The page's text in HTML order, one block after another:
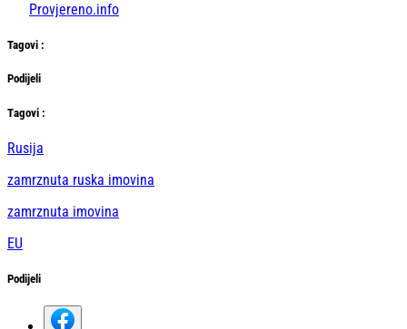
Provjereno.info
Tagovi :
Podijeli
Тagovi :
Rusija
zamrznuta ruska imovina
zamrznuta imovina
EU
Podijeli